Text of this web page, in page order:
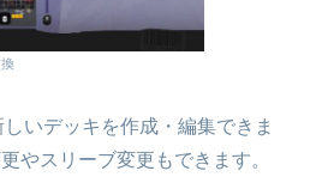
いデッキを作成・編集できま
やスリーブ変更もできます。